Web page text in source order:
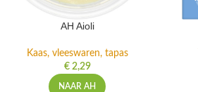
AH Aioli
Kaas, vleeswaren, tapas
€2,29
NAAR AH